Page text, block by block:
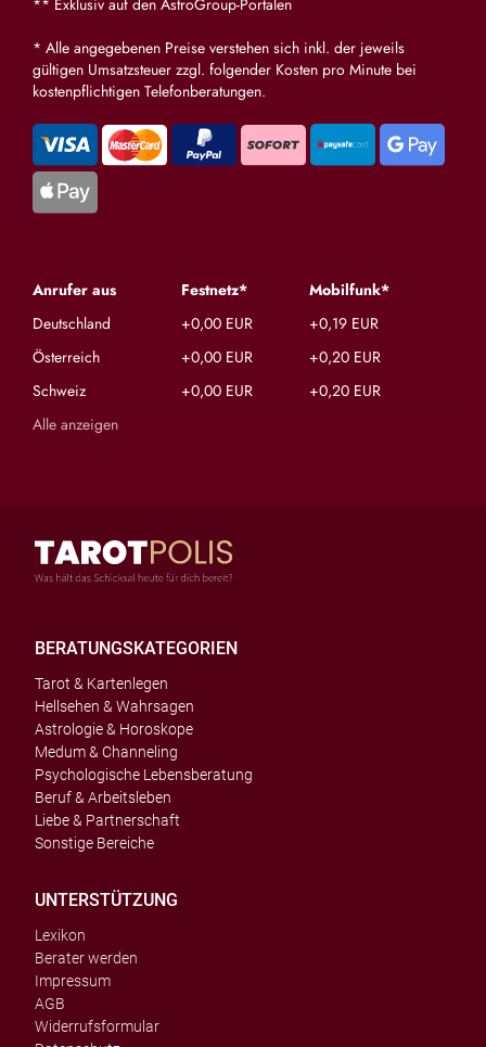
** Exklusiv auf den AstroGroup-Portalen
* Alle angegebenen Preise verstehen sich inkl. der jeweils
gültigen Umsatzsteuer zzgl. folgender Kosten pro Minute bei
kostenpflichtigen Telefonberatungen.
Anrufer aus Festnetz*
Mobilfunk*
Deutschland
+0,00 EUR
+0,19 EUR
Österreich
+0,00 EUR
+0,20 EUR
Schweiz
+0,00 EUR
+0,20 EUR
Alle anzeigen
BERATUNGSKATEGORIEN
Tarot & Kartenlegen
Hellsehen & Wahrsagen
Astrologie & Horoskope
Medum & Channeling
Psychologische Lebensberatung
Beruf & Arbeitsleben
Liebe & Partnerschaft
Sonstige Bereiche
UNTERSTÜTZUNG
Lexikon
Berater werden
Impressum
AGB
Widerrufsformular